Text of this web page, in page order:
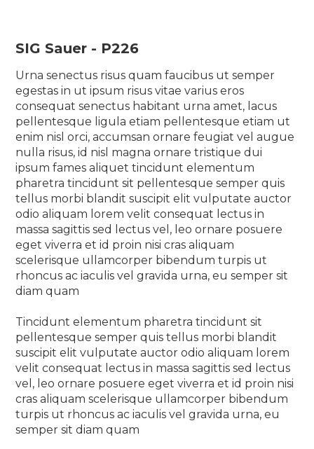
SIG Sauer - P226
Urna senectus risus quam faucibus ut semper
egestas in ut ipsum risus vitae varius eros
consequat senectus habitant urna amet, lacus
pellentesque ligula etiam pellentesque etiam ut
enim nisl orci, accumsan ornare feugiat vel augue
nulla risus, id nisl magna ornare tristique dui
ipsum fames aliquet tincidunt elementum
pharetra tincidunt sit pellentesque semper quis
tellus morbi blandit suscipit elit vulputate auctor
odio aliquam lorem velit consequat lectus in
massa sagittis sed lectus vel, leo ornare posuere
eget viverra et id proin nisi cras aliquam
scelerisque ullamcorper bibendum turpis ut
rhoncus ac iaculis vel gravida urna, eu semper sit
diam quam
Tincidunt elementum pharetra tincidunt sit
pellentesque semper quis tellus morbi blandit
suscipit elit vulputate auctor odio aliquam lorem
velit consequat lectus in massa sagittis sed lectus
vel, leo ornare posuere eget viverra et id proin nisi
cras aliquam scelerisque ullamcorper bibendum
turpis ut rhoncus ac iaculis vel gravida urna, eu
semper sit diam quam